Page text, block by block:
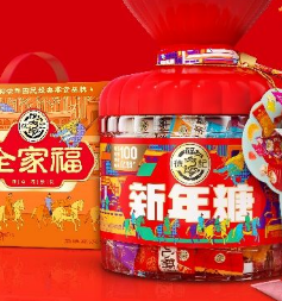
亮相香港圓方：數
上市，碧桂園少賺420多億
遭證監譴責兼罰款280萬
原黨委常委、紀委書記楊
巴司機服感冒藥後駕車輾斃
歲交易員挪用5000萬 傳炒海